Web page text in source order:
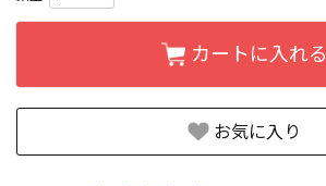
お気に入り
カートに入れる